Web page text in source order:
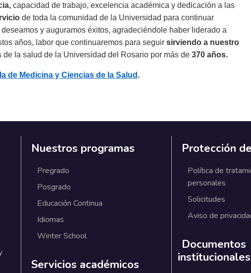
capacidad de trabajo, excelencia académica y dedicación a las
de toda la comunidad de la Universidad para continuar
y auguramos éxitos, agradeciéndole haber liderado a
años, labor que continuaremos para seguir sirviendo a nuestro
la salud de la Universidad del Rosario por más de 370 años.
de Medicina y Ciencias de la Salud .
Nuestros programas
Pregrado
Posgrado
Educación Continua
Idiomas
Winter School
Servicios académicos
Protección
Política de
personales
Solicitudes
Aviso de
Documentos